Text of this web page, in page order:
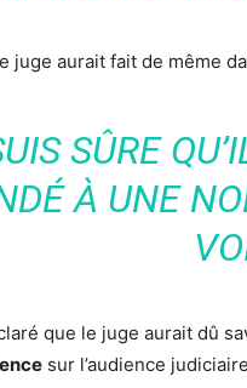
juge aurait fait de même
SÛRE
À UNE
que le juge aurait dû
sur l’audience